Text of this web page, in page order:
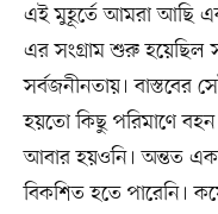
এই মুহূর্তে আমরা আছি
এর সংগ্রাম শুরু হয়েছিল
সর্বজনীনতায়। বাস্তবের
হয়তো কিছু পরিমাণে
আবার হয়ওনি। অন্তত
বিকশিত হতে পারেনি।